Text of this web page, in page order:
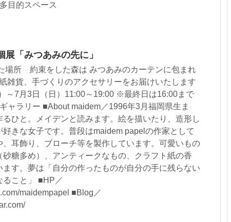
目的スペース
展「みつあみの先に」
場所 約束をした森は みつあみのカーテンに包まれ
雑貨、手づくりのアクセサリーをお届けいたします
～7月3日（日）11:00～19:00 ※最終日は16:00まで
ャラリー ■About maidem／1996年3月福岡県生ま
ひと。メイデンと読みます。絵を描いたり、造形し
きな女子です。普段はmaidem papelの作家として
、耳飾り、ブローチ等を製作しています。可愛いもの
砂糖多め）、アンティークなもの、クラフト紙の香
ます。夢は「自分の作ったものが自分の手に残らない
ること」 ■HP／
maidempapel ■Blog／